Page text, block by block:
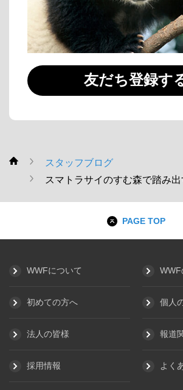
友だち登録す
WWF
スタッフブログ
スマトラサイのすむ森で踏み出
PAGE TOP
WWFについて WWF
初めての方へ 個人
法人の皆様 報道
採用情報 よく